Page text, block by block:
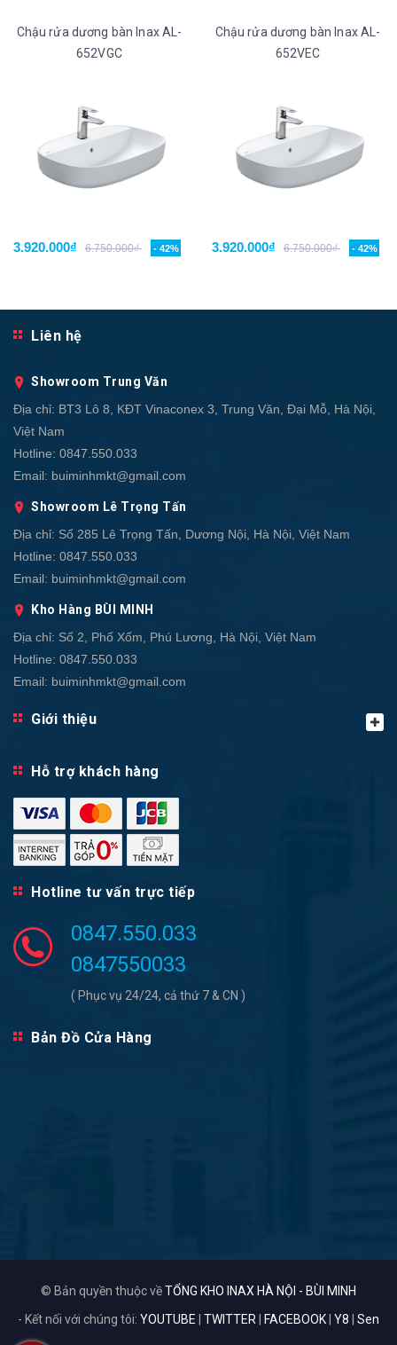
Chậu rửa dương bàn Inax AL-
652VGC
3.920.000₫ 6.750.000₫ - 42%
Chậu rửa dương bàn Inax AL-
652VEC
3.920.000₫ 6.750.000₫ - 42%
Liên hệ
Showroom Trung Văn
Địa chỉ: BT3 Lô 8, KĐT Vinaconex 3, Trung Văn, Đại Mỗ, Hà Nội,
Việt Nam
Hotline: 0847.550.033
Email: buiminhmkt@gmail.com
Showroom Lê Trọng Tấn
Địa chỉ: Số 285 Lê Trọng Tấn, Dương Nội, Hà Nội, Việt Nam
Hotline: 0847.550.033
Email: buiminhmkt@gmail.com
Kho Hàng BÙI MINH
Địa chỉ: Số 2, Phố Xốm, Phú Lương, Hà Nội, Việt Nam
Hotline: 0847.550.033
Email: buiminhmkt@gmail.com
Giới thiệu
Hỗ trợ khách hàng
Hotline tư vấn trực tiếp
0847.550.033
0847550033
( Phục vụ 24/24, cả thứ 7 & CN )
Bản Đồ Cửa Hàng
© Bản quyền thuộc vềTỔNG KHO INAX HÀ NỘI - BÙI MINH
- Kết nối với chúng tôi: YOUTUBE TWITTER FACEBOOK Y8 Sen